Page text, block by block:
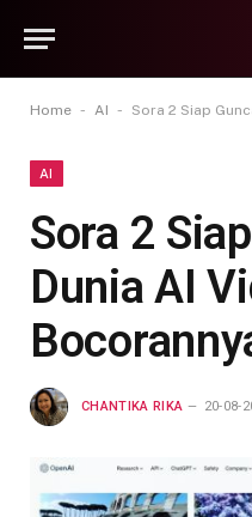
Home - AI - Sora 2 Siap
AI
Sora 2
Dunia AI
CHANTIKA RIKA 20-08-